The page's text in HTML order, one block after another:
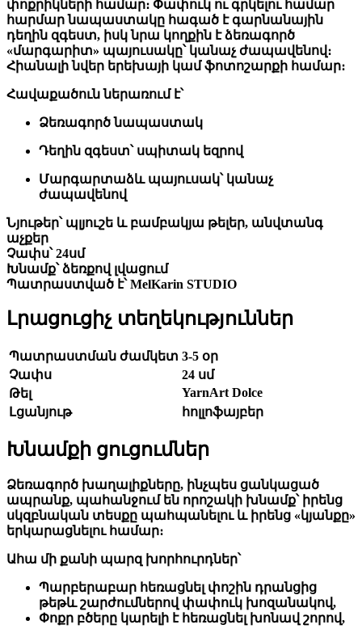
փոքրիկների համար։ Փափուկ ու գրկելու համար
հարմար նապաստակը հագած է գարնանային
դեղին զգեստ, իսկ նրա կողքին է ձեռագործ
«մարգարիտ» պայուսակը՝ կանաչ ժապավենով։
Հիանալի նվեր երեխայի կամ ֆոտոշարքի համար։
Հավաքածուն ներառում է՝
Ձեռագործ նապաստակ
Դեղին զգեստ՝ սպիտակ եզրով
Մարգարտաձև պայուսակ՝ կանաչ
ժապավենով
Նյութեր՝պլյուշե և բամբակյա թելեր, անվտանգ
աչքեր
Չափս՝24սմ
Խնամք՝ձեռքով լվացում
Պատրաստված է՝MelKarin STUDIO
Լրացուցիչ տեղեկություններ
Պատրաստման ժամկետ 3-5 օր
Չափս
24 սմ
Թել
YarnArt Dolce
Լցանյութ
հոլլոֆայբեր
Խնամքի ցուցումներ
Ձեռագործ խաղալիքները, ինչպես ցանկացած
ապրանք, պահանջում են որոշակի խնամք՝ իրենց
սկզբնական տեսքը պահպանելու և իրենց «կյանքը»
երկարացնելու համար։
Ահա մի քանի պարզ խորհուրդներ՝
Պարբերաբար հեռացնել փոշին դրանցից
թեթև շարժումներով փափուկ խոզանակով,
Փոքր բծերը կարելի է հեռացնել խոնավ շորով,